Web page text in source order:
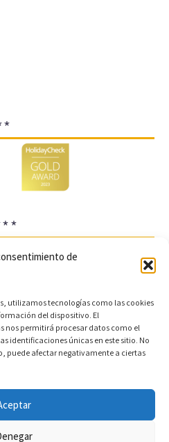
de
utilizamos tecnologías como las cookies
del dispositivo. El
nos permitirá procesar datos como el
identificaciones únicas en este sitio. No
puede afectar negativamente a ciertas
privacidad
Transparencia
web y motor de reservas